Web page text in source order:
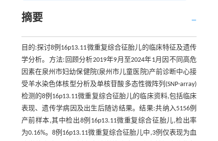
摘要
目的:探讨8例16p13.11微重复综合征胎儿的临床特征及遗传
学分析。方法:回顾分析2019年9月至2024年1月因不同高危
因素在泉州市妇幼保健院(泉州市儿童医院)产前诊断中心接
受羊水染色体核型分析及单核苷酸多态性微阵列(SNP-array)
检测的8例16p13.11微重复综合征胎儿的临床资料,包括临床
表现、遗传学病因及出生后随访结果。结果:共纳入5156例
产前样本,其中检出8例16p13.11微重复综合征胎儿,检出率
为0.16%。8例16p13.11微重复综合征胎儿中,3例仅表现为血